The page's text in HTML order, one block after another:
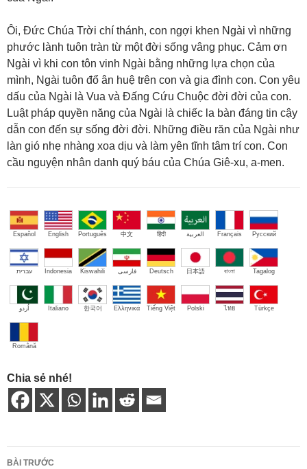
Ôi, Đức Chúa Trời chí thánh, con ngợi khen Ngài vì những
phước lành tuôn tràn từ một đời sống vâng phục. Cảm ơn
Ngài vì khi con tôn vinh Ngài bằng những lựa chọn của
mình, Ngài tuôn đổ ân huệ trên con và gia đình con. Con yêu
dấu của Ngài là Vua và Đấng Cứu Chuộc đời đời của con.
Luật pháp quyền năng của Ngài là chiếc la bàn đáng tin cậy
dẫn con đến sự sống đời đời. Những điều răn của Ngài như
làn gió nhẹ nhàng xoa dịu và làm yên tĩnh tâm trí con. Con
cầu nguyện nhân danh quý báu của Chúa Giê-xu, a-men.
Español English Português 中文 हिंदी العربية Français Русский
עברית Indonesia Kiswahili فارسی Deutsch 日本語 বাংলা Tagalog
اُردو Italiano 한국어 Ελληνικά Tiếng Việt Polski ไทย Türkçe
Română
Chia sẻ nhé!
Điều
BÀI TRƯỚC